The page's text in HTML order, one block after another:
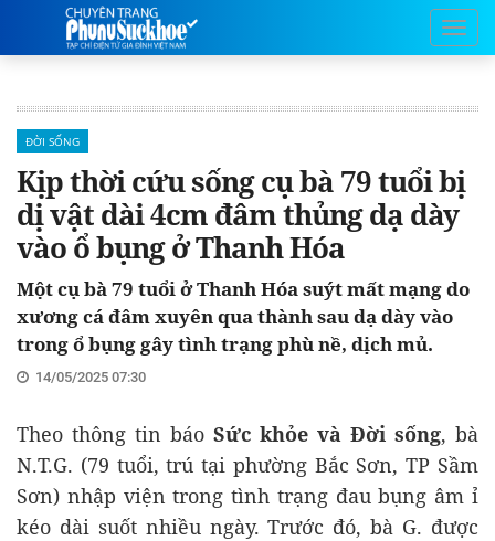
ĐỜI SỐNG
Kịp thời cứu sống cụ bà 79 tuổi bị
dị vật dài 4cm đâm thủng dạ dày
vào ổ bụng ở Thanh Hóa
Một cụ bà 79 tuổi ở Thanh Hóa suýt mất mạng do
xương cá đâm xuyên qua thành sau dạ dày vào
trong ổ bụng gây tình trạng phù nề, dịch mủ.
14/05/2025 07:30
Theo thông tin báo Sức khỏe và Đời sống, bà
N.T.G. (79 tuổi, trú tại phường Bắc Sơn, TP Sầm
Sơn) nhập viện trong tình trạng đau bụng âm ỉ
kéo dài suốt nhiều ngày. Trước đó, bà G. được